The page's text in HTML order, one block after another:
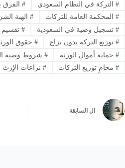
#التركة في النظام السعودي #الفرق
#المحكمة العامة للتركات #الهبة
#تسجيل وصية في السعودية #تقسيم
#توزيع التركة بدون نزاع #حقوق الورثة
#حماية أموال الورثة #شروط وصية
#محامٍ توزيع التركات #نزاعات الإرث
ال السابقة